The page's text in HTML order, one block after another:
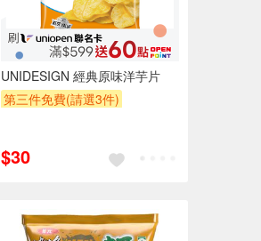
UNIDESIGN 經典原味洋芋片
第三件免費(請選3件)
$30